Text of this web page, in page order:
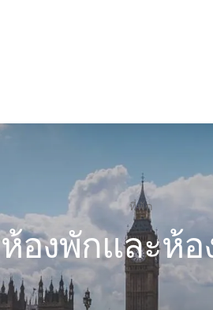
ที่พัก
ห้องพักและห้อ